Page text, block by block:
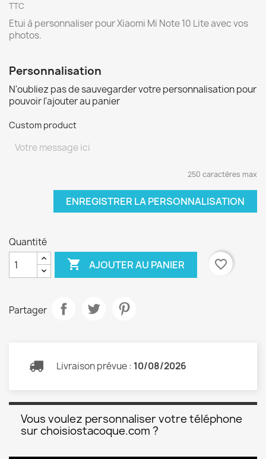
TTC
Etui à personnaliser pour Xiaomi Mi Note 10 Lite avec vos
photos.
Personnalisation
N'oubliez pas de sauvegarder votre personnalisation pour
pouvoir l'ajouter au panier
Custom product
250 caractères max
ENREGISTRER LA PERSONNALISATION
Quantité
 AJOUTER AU PANIER favorite_border
Partager
Livraison prévue : 10/08/2026
Vous voulez personnaliser votre téléphone
sur choisiostacoque.com ?